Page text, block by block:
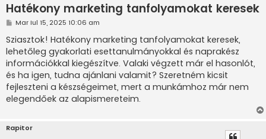
Hatékony marketing tanfolyamokat keresek
M
s
a
j
Mar Iul 15, 2025 10:06 am
Sziasztok! Hatékony marketing tanfolyamokat keresek,
lehetőleg gyakorlati esettanulmányokkal és naprakész
információkkal kiegészítve. Valaki végzett már el hasonlót,
és ha igen, tudna ajánlani valamit? Szeretném kicsit
fejleszteni a készségeimet, mert a munkámhoz már nem
elegendőek az alapismereteim.
Rapitor